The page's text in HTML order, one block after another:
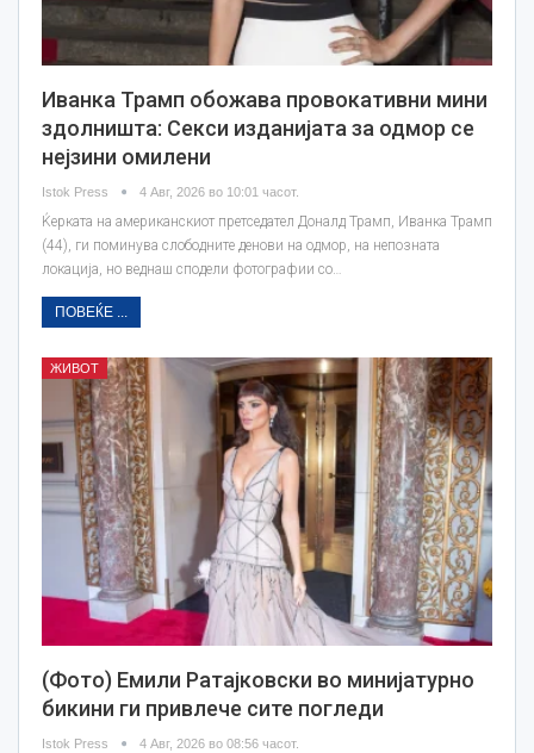
Иванка Трамп обожава провокативни мини
здолништа: Секси изданијата за одмор се
нејзини омилени
Istok Press 4 Авг, 2026 во 10:01 часот.
Ќерката на американскиот претседател Доналд Трамп, Иванка Трамп
(44), ги поминува слободните денови на одмор, на непозната
локација, но веднаш сподели фотографии со…
ПОВЕЌЕ ...
ЖИВОТ
(Фото) Емили Ратајковски во минијатурно
бикини ги привлече сите погледи
Istok Press 4 Авг, 2026 во 08:56 часот.